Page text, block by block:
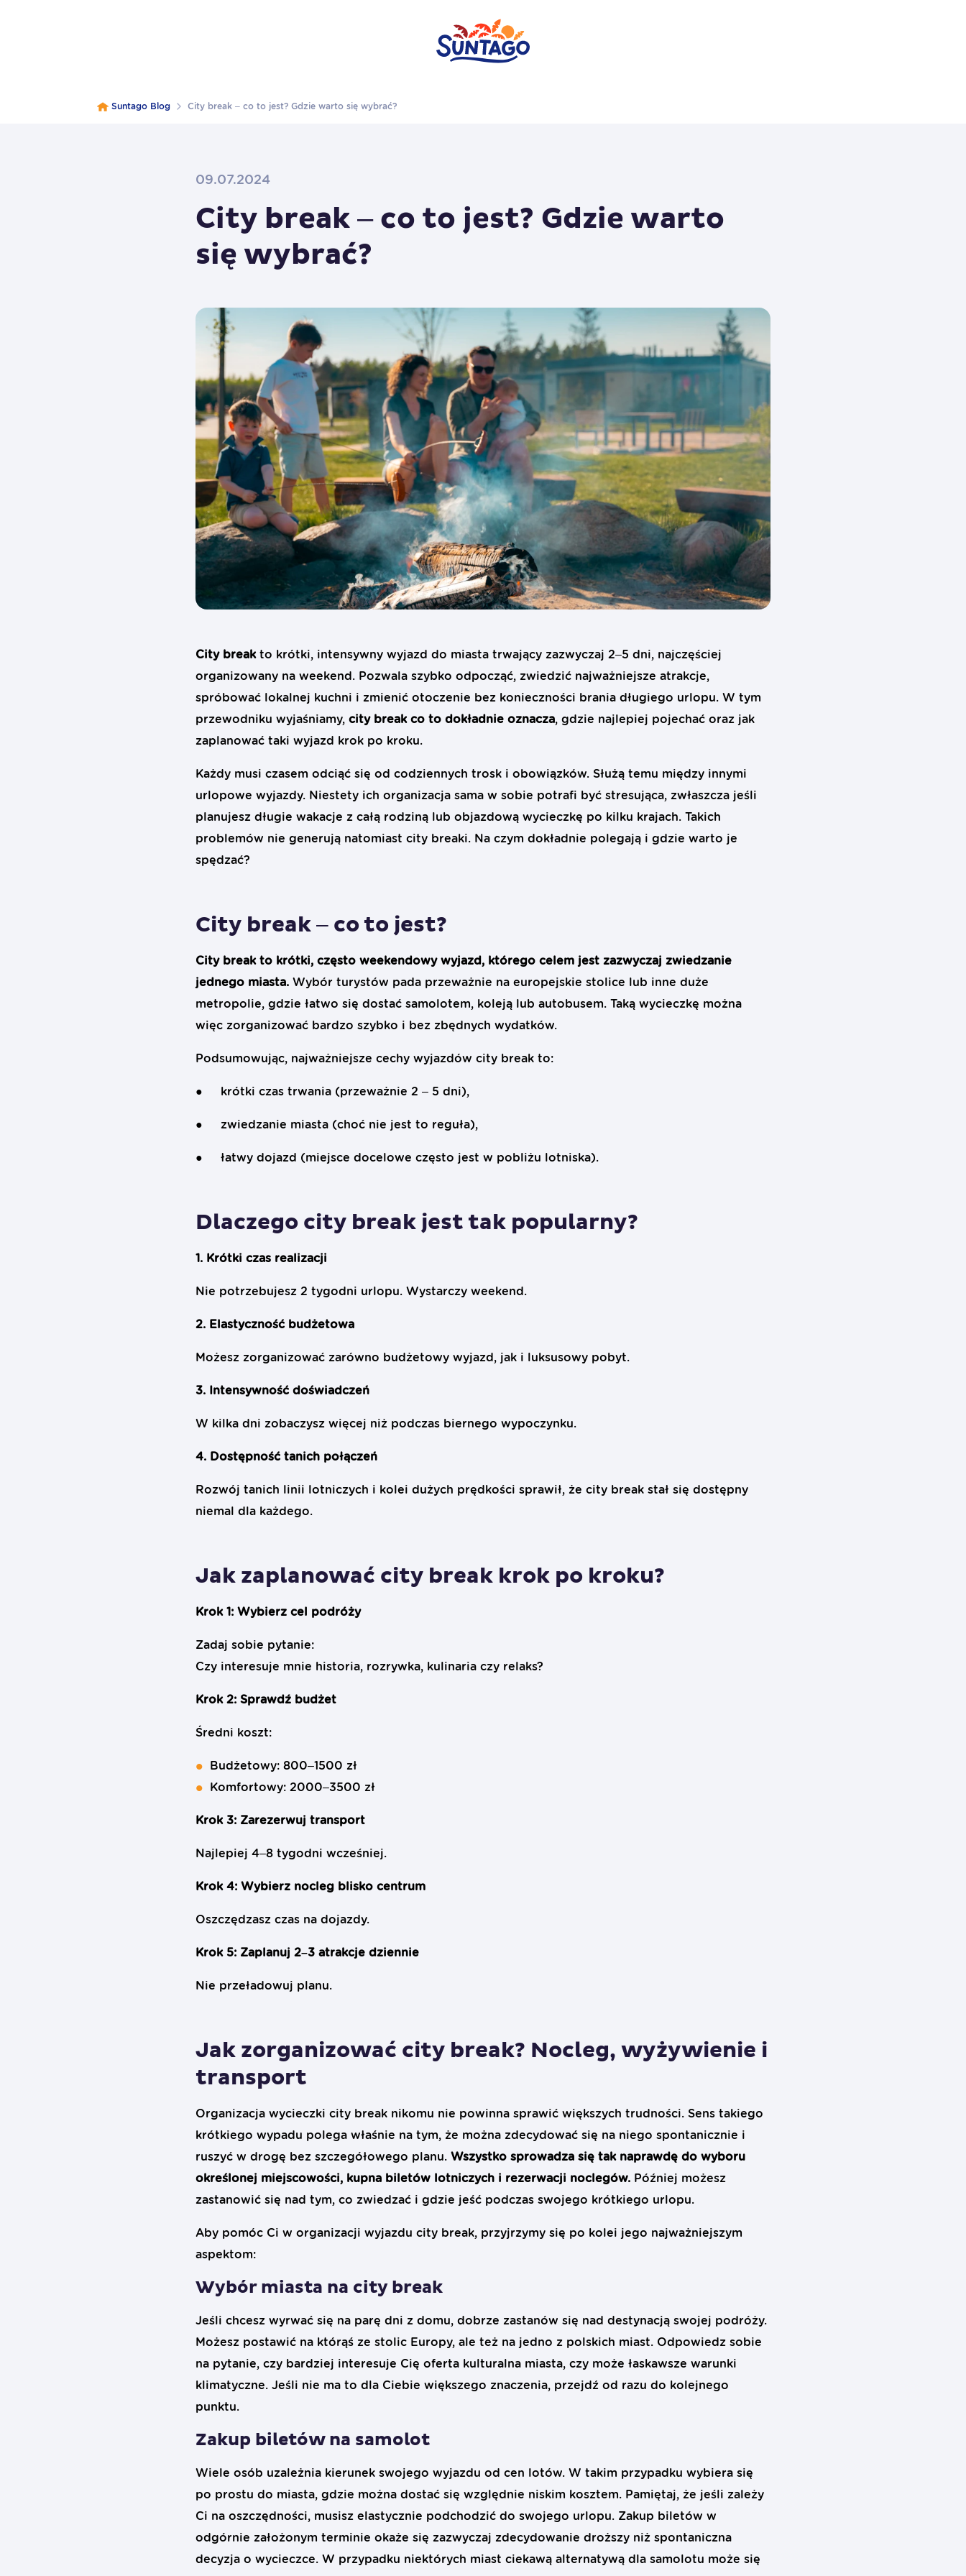
Suntago Blog City break – co to jest? Gdzie warto się wybrać?
09.07.2024
City break – co to jest? Gdzie warto
się wybrać?
City breakto krótki, intensywny wyjazd do miasta trwający zazwyczaj 2–5 dni, najczęściej
organizowany na weekend. Pozwala szybko odpocząć, zwiedzić najważniejsze atrakcje,
spróbować lokalnej kuchni i zmienić otoczenie bez konieczności brania długiego urlopu. W tym
przewodniku wyjaśniamy, city break co to dokładnie oznacza, gdzie najlepiej pojechać oraz jak
zaplanować taki wyjazd krok po kroku.
Każdy musi czasem odciąć się od codziennych trosk i obowiązków. Służą temu między innymi
urlopowe wyjazdy. Niestety ich organizacja sama w sobie potrafi być stresująca, zwłaszcza jeśli
planujesz długie wakacje z całą rodziną lub objazdową wycieczkę po kilku krajach. Takich
problemów nie generują natomiast city breaki. Na czym dokładnie polegają i gdzie warto je
spędzać?
City break – co to jest?
City break to krótki, często weekendowy wyjazd, którego celem jest zazwyczaj zwiedzanie
jednego miasta. Wybór turystów pada przeważnie na europejskie stolice lub inne duże
metropolie, gdzie łatwo się dostać samolotem, koleją lub autobusem. Taką wycieczkę można
więc zorganizować bardzo szybko i bez zbędnych wydatków.
Podsumowując, najważniejsze cechy wyjazdów city break to:
● krótki czas trwania (przeważnie 2 – 5 dni),
● zwiedzanie miasta (choć nie jest to reguła),
● łatwy dojazd (miejsce docelowe często jest w pobliżu lotniska).
Dlaczego city break jest tak popularny?
1. Krótki czas realizacji
Nie potrzebujesz 2 tygodni urlopu. Wystarczy weekend.
2. Elastyczność budżetowa
Możesz zorganizować zarówno budżetowy wyjazd, jak i luksusowy pobyt.
3. Intensywność doświadczeń
W kilka dni zobaczysz więcej niż podczas biernego wypoczynku.
4. Dostępność tanich połączeń
Rozwój tanich linii lotniczych i kolei dużych prędkości sprawił, że city break stał się dostępny
niemal dla każdego.
Jak zaplanować city break krok po kroku?
Krok 1: Wybierz cel podróży
Zadaj sobie pytanie:
Czy interesuje mnie historia, rozrywka, kulinaria czy relaks?
Krok 2: Sprawdź budżet
Średni koszt:
Budżetowy: 800–1500 zł
Komfortowy: 2000–3500 zł
Krok 3: Zarezerwuj transport
Najlepiej 4–8 tygodni wcześniej.
Krok 4: Wybierz nocleg blisko centrum
Oszczędzasz czas na dojazdy.
Krok 5: Zaplanuj 2–3 atrakcje dziennie
Nie przeładowuj planu.
Jak zorganizować city break? Nocleg, wyżywienie i
transport
Organizacja wycieczki city break nikomu nie powinna sprawić większych trudności. Sens takiego
krótkiego wypadu polega właśnie na tym, że można zdecydować się na niego spontanicznie i
ruszyć w drogę bez szczegółowego planu. Wszystko sprowadza się tak naprawdę do wyboru
określonej miejscowości, kupna biletów lotniczych i rezerwacji noclegów. Później możesz
zastanowić się nad tym, co zwiedzać i gdzie jeść podczas swojego krótkiego urlopu.
Aby pomóc Ci w organizacji wyjazdu city break, przyjrzymy się po kolei jego najważniejszym
aspektom:
Wybór miasta na city break
Jeśli chcesz wyrwać się na parę dni z domu, dobrze zastanów się nad destynacją swojej podróży.
Możesz postawić na którąś ze stolic Europy, ale też na jedno z polskich miast. Odpowiedz sobie
na pytanie, czy bardziej interesuje Cię oferta kulturalna miasta, czy może łaskawsze warunki
klimatyczne. Jeśli nie ma to dla Ciebie większego znaczenia, przejdź od razu do kolejnego
punktu.
Zakup biletów na samolot
Wiele osób uzależnia kierunek swojego wyjazdu od cen lotów. W takim przypadku wybiera się
po prostu do miasta, gdzie można dostać się względnie niskim kosztem. Pamiętaj, że jeśli zależy
Ci na oszczędności, musisz elastycznie podchodzić do swojego urlopu. Zakup biletów w
odgórnie założonym terminie okaże się zazwyczaj zdecydowanie droższy niż spontaniczna
decyzja o wycieczce. W przypadku niektórych miast ciekawą alternatywą dla samolotu może się